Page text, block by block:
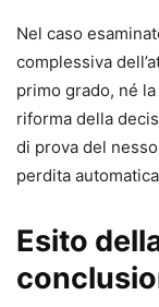
Nel caso
complessiva
primo grado, né
riforma della
di prova del
perdita
Esito